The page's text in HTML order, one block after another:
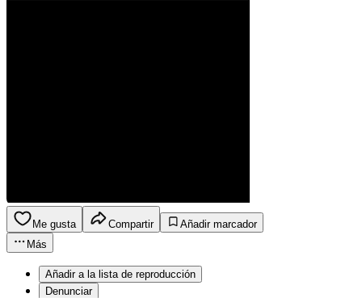
Me gusta Compartir
Añadir marcador
Más
Añadir a la lista de reproducción
Denunciar